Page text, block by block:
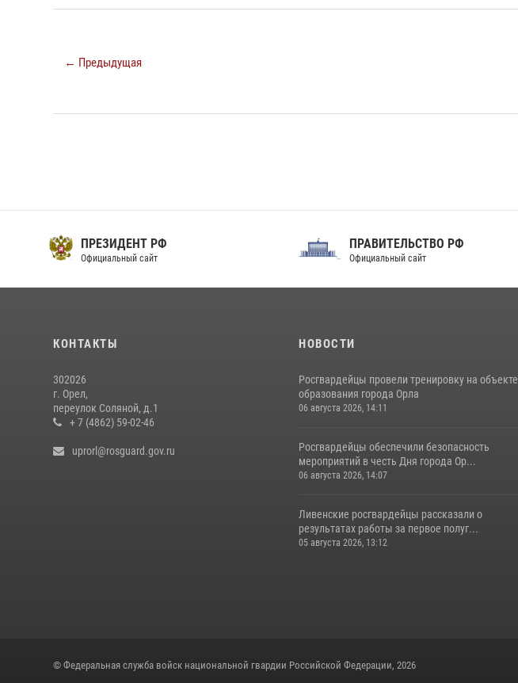
← Предыдущая
ПРЕЗИДЕНТ РФ
Официальный сайт
ПРАВИТЕЛЬСТВО РФ
Официальный сайт
КОНТАКТЫ
302026
г. Орел,
переулок Соляной, д.1
+ 7 (4862) 59-02-46
uprorl@rosguard.gov.ru
НОВОСТИ
Росгвардейцы провели тренировку на объекте
образования города Орла
06 августа 2026, 14:11
Росгвардейцы обеспечили безопасность
мероприятий в честь Дня города Ор...
06 августа 2026, 14:07
Ливенские росгвардейцы рассказали о
результатах работы за первое полуг...
05 августа 2026, 13:12
© Федеральная служба войск национальной гвардии Российской Федерации, 2026